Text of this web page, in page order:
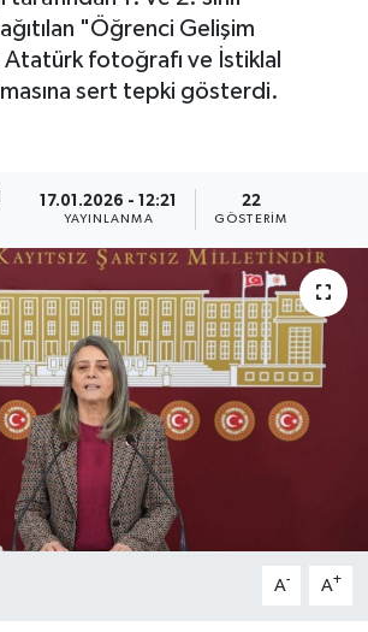
"Öğrenci Gelişim
Atatürk fotoğrafı ve İstiklal
sert tepki gösterdi.
17.01.2026 - 12:21
YAYINLANMA
22
GÖSTERIM
A- A+